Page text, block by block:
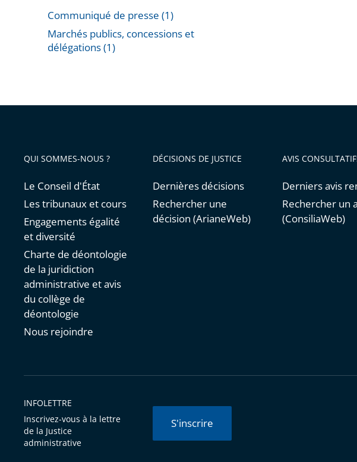
Communiqué de presse (1)
Marchés publics, concessions et
délégations (1)
QUI SOMMES-NOUS ?
Le Conseil d'État
Les tribunaux et cours
Engagements égalité
et diversité
Charte de déontologie
de la juridiction
administrative et avis
du collège de
déontologie
Nous rejoindre
DÉCISIONS DE JUSTICE
Dernières décisions
Rechercher une
décision (ArianeWeb)
AVIS
Derniers avis
Rechercher un
(ConsiliaWeb)
INFOLETTRE
Inscrivez-vous à la lettre
de la Justice
administrative
S'inscrire